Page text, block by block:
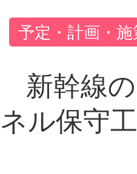
予定・計画・
新幹線
ル保守